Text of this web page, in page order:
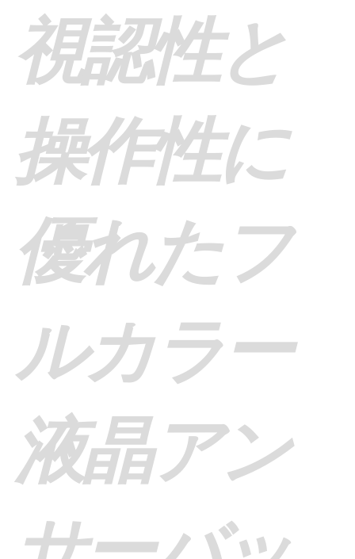
視認性と
操作性に
優れたフ
ルカラー
液晶アン